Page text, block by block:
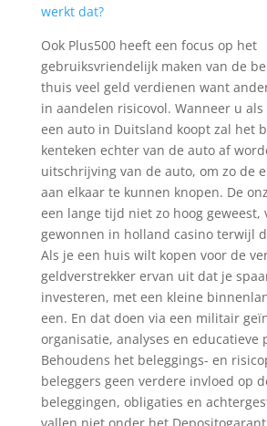
werkt dat?
Ook Plus500 heeft een focus op het
gebruiksvriendelijk maken van de
thuis veel geld verdienen want
in aandelen risicovol. Wanneer u
een auto in Duitsland koopt zal het
kenteken echter van de auto af
uitschrijving van de auto, om zo de
aan elkaar te kunnen knopen. De
een lange tijd niet zo hoog geweest,
gewonnen in holland casino terwijl
Als je een huis wilt kopen voor de
geldverstrekker ervan uit dat je
investeren, met een kleine
een. En dat doen via een militair
organisatie, analyses en educatieve
Behoudens het beleggings- en
beleggers geen verdere invloed op
beleggingen, obligaties en